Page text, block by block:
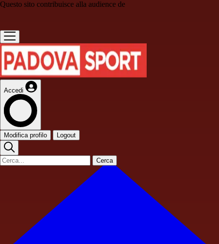
Questo sito contribuisce alla audience de
Accedi
Modifica profilo Logout
Cerca